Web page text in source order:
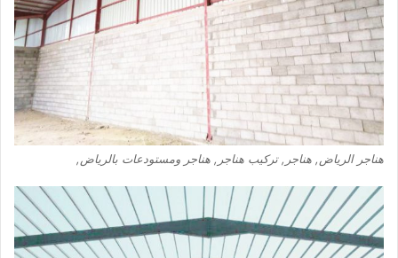
هناجر الرياض, هناجر, تركيب هناجر, هناجر ومستودعات بالرياض,